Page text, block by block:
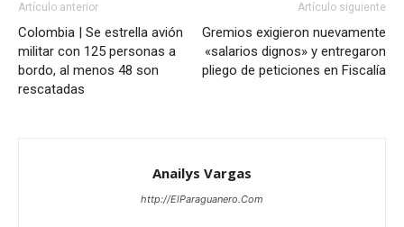
Artículo anterior
Colombia | Se estrella avión
militar con 125 personas a
bordo, al menos 48 son
rescatadas
Artículo siguiente
Gremios exigieron nuevamente
«salarios dignos» y entregaron
pliego de peticiones en Fiscalía
Anailys Vargas
http://ElParaguanero.Com